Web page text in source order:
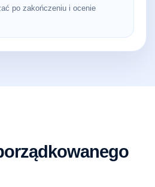
po zakończeniu i ocenie